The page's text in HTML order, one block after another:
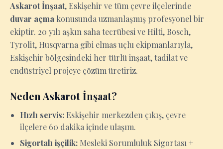
Askarot İnşaat, Eskişehir ve tüm çevre ilçelerinde
duvar açma konusunda uzmanlaşmış profesyonel bir
ekiptir. 20 yılı aşkın saha tecrübesi ve Hilti, Bosch,
Tyrolit, Husqvarna gibi elmas uçlu ekipmanlarıyla,
Eskişehir bölgesindeki her türlü inşaat, tadilat ve
endüstriyel projeye çözüm üretiriz.
Neden Askarot İnşaat?
Hızlı servis: Eskişehir merkezden çıkış, çevre
ilçelere 60 dakika içinde ulaşım.
Sigortalı işçilik: Mesleki Sorumluluk Sigortası +